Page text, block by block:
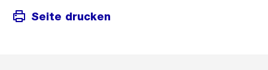
Seite drucken